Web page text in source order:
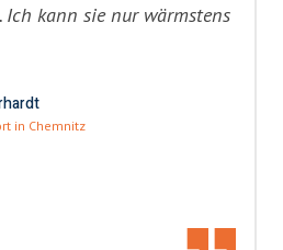
Ich kann sie nur wärmstens
in Chemnitz